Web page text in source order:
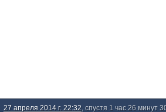
27 апреля 2014 г. 22:32 , спустя 1 час 26 минут